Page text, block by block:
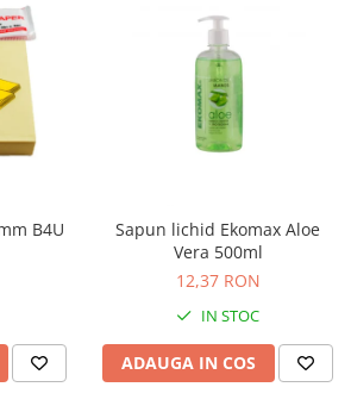
B4U
Sapun lichid Ekomax Aloe
Vera 500ml
12,37 RON
IN STOC
ADAUGA IN COS